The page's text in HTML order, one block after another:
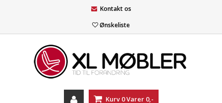
Kontakt os
Ønskeliste
Kurv 0Varer 0,-